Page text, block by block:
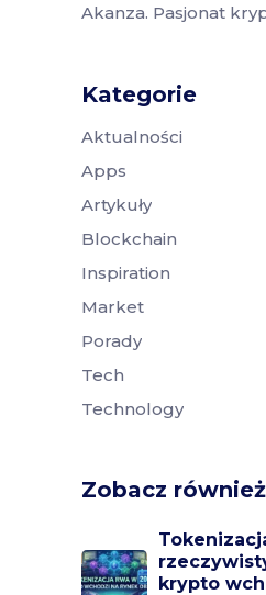
Akanza. Pasjonat
Kategorie
Aktualności
Apps
Artykuły
Blockchain
Inspiration
Market
Porady
Tech
Technology
Zobacz również
krypto